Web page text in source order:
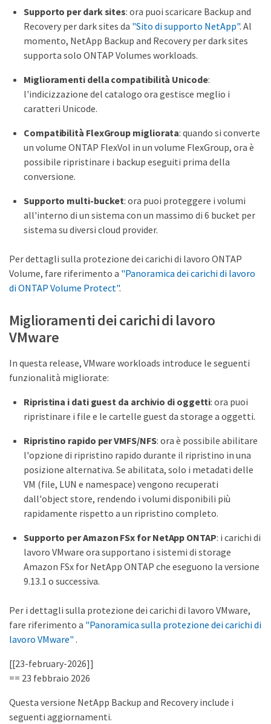
Supporto per dark sites: ora puoi scaricare Backup and
Recovery per dark sites da "Sito di supporto NetApp". Al
momento, NetApp Backup and Recovery per dark sites
supporta solo ONTAP Volumes workloads.
Miglioramenti della compatibilità Unicode:
l'indicizzazione del catalogo ora gestisce meglio i
caratteri Unicode.
Compatibilità FlexGroup migliorata: quando si converte
un volume ONTAP FlexVol in un volume FlexGroup, ora è
possibile ripristinare i backup eseguiti prima della
conversione.
Supporto multi-bucket: ora puoi proteggere i volumi
all'interno di un sistema con un massimo di 6 bucket per
sistema su diversi cloud provider.
Per dettagli sulla protezione dei carichi di lavoro ONTAP
Volume, fare riferimento a "Panoramica dei carichi di lavoro
di ONTAP Volume Protect".
Miglioramenti dei carichi di lavoro
VMware
In questa release, VMware workloads introduce le seguenti
funzionalità migliorate:
Ripristina i dati guest da archivio di oggetti: ora puoi
ripristinare i file e le cartelle guest da storage a oggetti.
Ripristino rapido per VMFS/NFS: ora è possibile abilitare
l'opzione di ripristino rapido durante il ripristino in una
posizione alternativa. Se abilitata, solo i metadati delle
VM (file, LUN e namespace) vengono recuperati
dall'object store, rendendo i volumi disponibili più
rapidamente rispetto a un ripristino completo.
Supporto per Amazon FSx for NetApp ONTAP: i carichi di
lavoro VMware ora supportano i sistemi di storage
Amazon FSx for NetApp ONTAP che eseguono la versione
9.13.1 o successiva.
Per i dettagli sulla protezione dei carichi di lavoro VMware,
fare riferimento a "Panoramica sulla protezione dei carichi di
lavoro VMware" .
[[23-february-2026]]
== 23 febbraio 2026
Questa versione NetApp Backup and Recovery include i
seguenti aggiornamenti.